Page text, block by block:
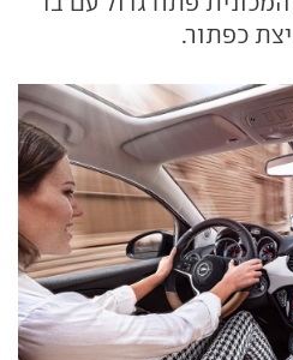
כפתור.